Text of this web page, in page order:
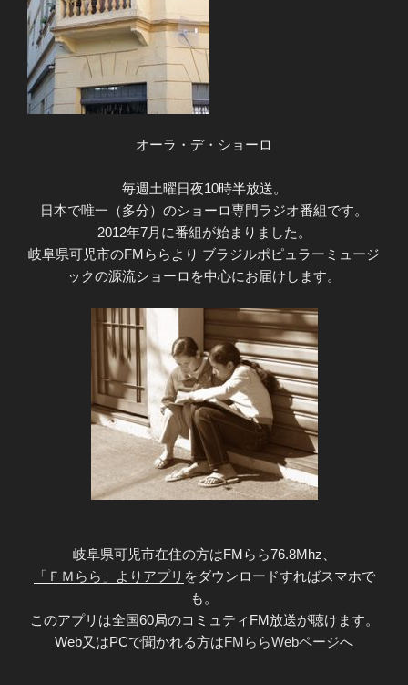
オーラ・デ・ショーロ
毎週土曜日夜10時半放送。
日本で唯一（多分）のショーロ専門ラジオ番組です。
2012年7月に番組が始まりました。
岐阜県可児市のFMららより ブラジルポピュラーミュージ
ックの源流ショーロを中心にお届けします。
岐阜県可児市在住の方はFMらら76.8Mhz、
「ＦＭらら」よりアプリ をダウンロードすればスマホで
も。
このアプリは全国60局のコミュティFM放送が聴けます。
Web又はPCで聞かれる方はFMららWebページへ